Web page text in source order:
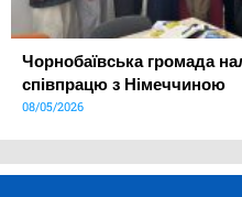
Чорнобаївська громада
співпрацю з Німеччиною
08/05/2026